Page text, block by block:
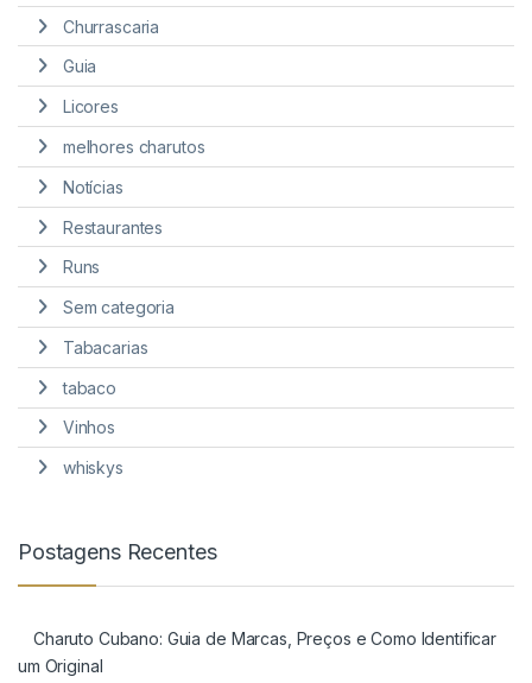
Churrascaria
Guia
Licores
melhores charutos
Notícias
Restaurantes
Runs
Sem categoria
Tabacarias
tabaco
Vinhos
whiskys
Postagens Recentes
Charuto Cubano: Guia de Marcas, Preços e Como Identificar
um Original